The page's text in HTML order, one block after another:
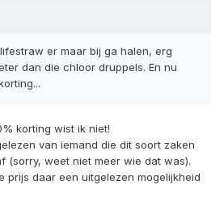
er maar bij ga halen, erg
dan die chloor druppels. En nu
korting wist ik niet!
van iemand die dit soort zaken
(sorry, weet niet meer wie dat was).
prijs daar een uitgelezen mogelijkheid